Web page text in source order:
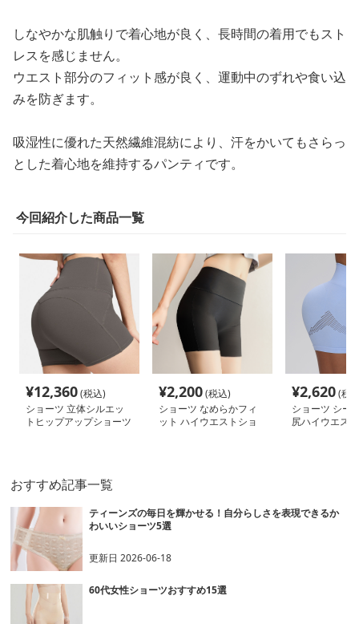
しなやかな肌触りで着心地が良く、長時間の着用でもスト
レスを感じません。
ウエスト部分のフィット感が良く、運動中のずれや食い込
みを防ぎます。
吸湿性に優れた天然繊維混紡により、汗をかいてもさらっ
とした着心地を維持するパンティです。
今回紹介した商品一覧
¥12,360(税込)
ショーツ 立体シルエッ
トヒップアップショーツ
¥2,200(税込)
ショーツ なめらかフィ
ット ハイウエストショ
¥2,620(税
ショーツ シー
尻ハイウエス
おすすめ記事一覧
ティーンズの毎日を輝かせる！自分らしさを表現できるか
わいいショーツ5選
更新日2026-06-18
60代女性ショーツおすすめ15選